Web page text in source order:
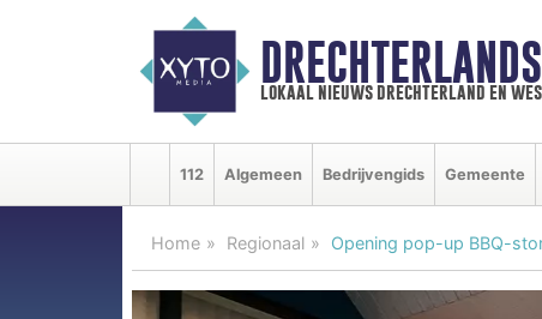
lokaal nieuws drechterland en
112 Algemeen Bedrijvengids Gemeente
Home Regionaal Opening pop-up BBQ-